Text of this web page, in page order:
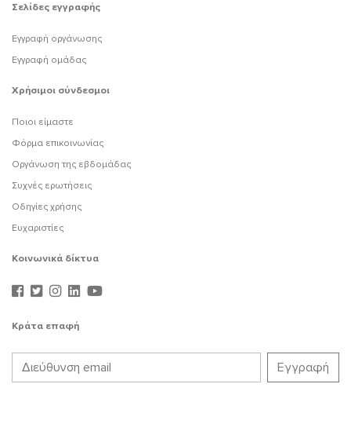
Σελίδες εγγραφής
Εγγραφή οργάνωσης
Εγγραφή ομάδας
Χρήσιμοι σύνδεσμοι
Ποιοι είμαστε
Φόρμα επικοινωνίας
Οργάνωση της εβδομάδας
Συχνές ερωτήσεις
Οδηγίες χρήσης
Ευχαριστίες
Κοινωνικά δίκτυα
Κράτα επαφή